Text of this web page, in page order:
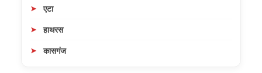
एटा
हाथरस
कासगंज